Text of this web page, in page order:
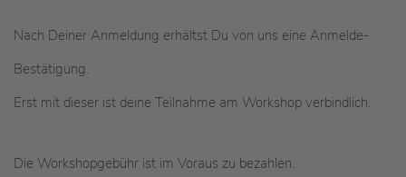
Nach Deiner Anmeldung erhältst Du von uns eine Anmelde-
Bestätigung.
Erst mit dieser ist deine Teilnahme am Workshop verbindlich.
Die Workshopgebühr ist im Voraus zu bezahlen.